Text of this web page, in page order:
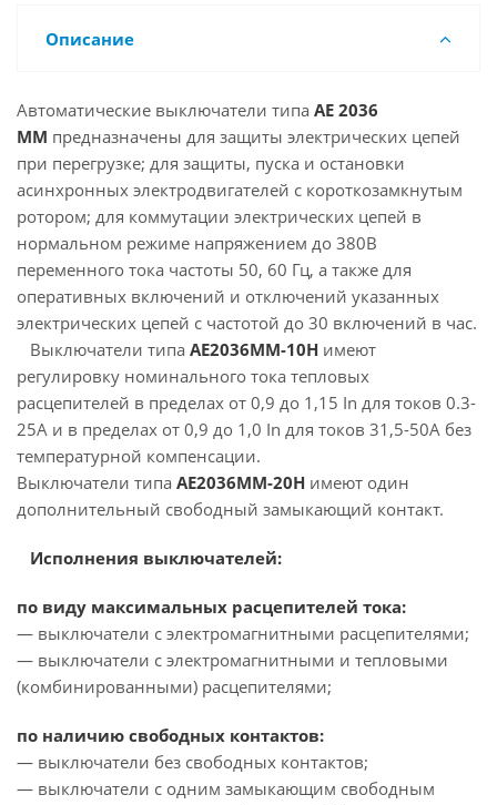
Описание
Автоматические выключатели типа AE 2036
MM предназначены для защиты электрических цепей
при перегрузке; для защиты, пуска и остановки
асинхронных электродвигателей с короткозамкнутым
ротором; для коммутации электрических цепей в
нормальном режиме напряжением до 380В
переменного тока частоты 50, 60 Гц, а также для
оперативных включений и отключений указанных
электрических цепей с частотой до 30 включений в час.
Выключатели типа АЕ2036ММ-10Н имеют
регулировку номинального тока тепловых
расцепителей в пределах от 0,9 до 1,15 In для токов 0.3-
25А и в пределах от 0,9 до 1,0 In для токов 31,5-50А без
температурной компенсации.
Выключатели типа АЕ2036ММ-20Н имеют один
дополнительный свободный замыкающий контакт.
Исполнения выключателей:
по виду максимальных расцепителей тока:
— выключатели с электромагнитными расцепителями;
— выключатели с электромагнитными и тепловыми
(комбинированными) расцепителями;
по наличию свободных контактов:
— выключатели без свободных контактов;
— выключатели с одним замыкающим свободным